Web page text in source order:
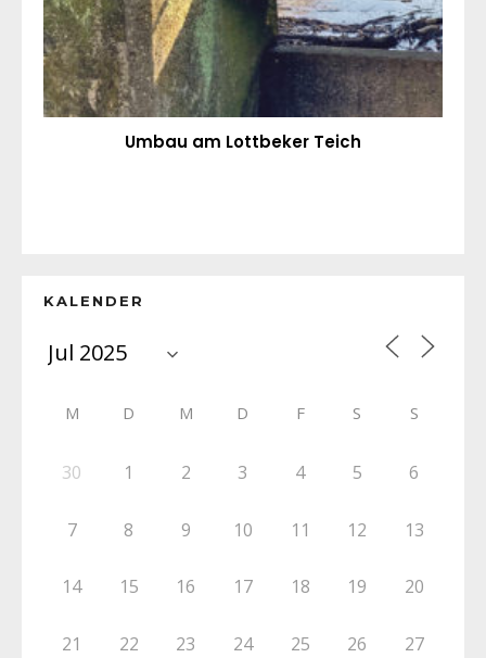
Umbau am Lottbeker Teich
KALENDER
M D M D F S S
30 1 2 3 4 5 6
7 8 9 10 11 12 13
14 15 16 17 18 19 20
21 22 23 24 25 26 27